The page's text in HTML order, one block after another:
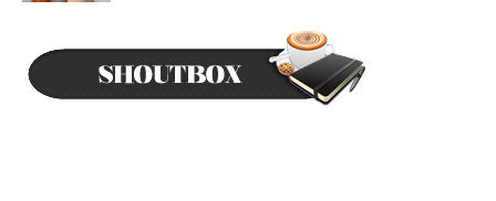
Mood Rajin Nak Pakai Inai Kuku
May 21, 2024